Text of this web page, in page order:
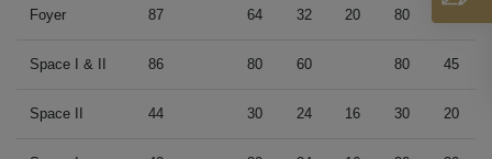
Foyer 87 64 32 20 80
Space I & II 86 80 60 80 45
Space II 44 30 24 16 30 20